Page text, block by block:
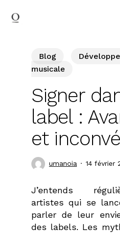
Blog
musicale
Signer
label :
et
umanoia 14 février
J’entends
artistes qui se
parler de leur
des labels. Les